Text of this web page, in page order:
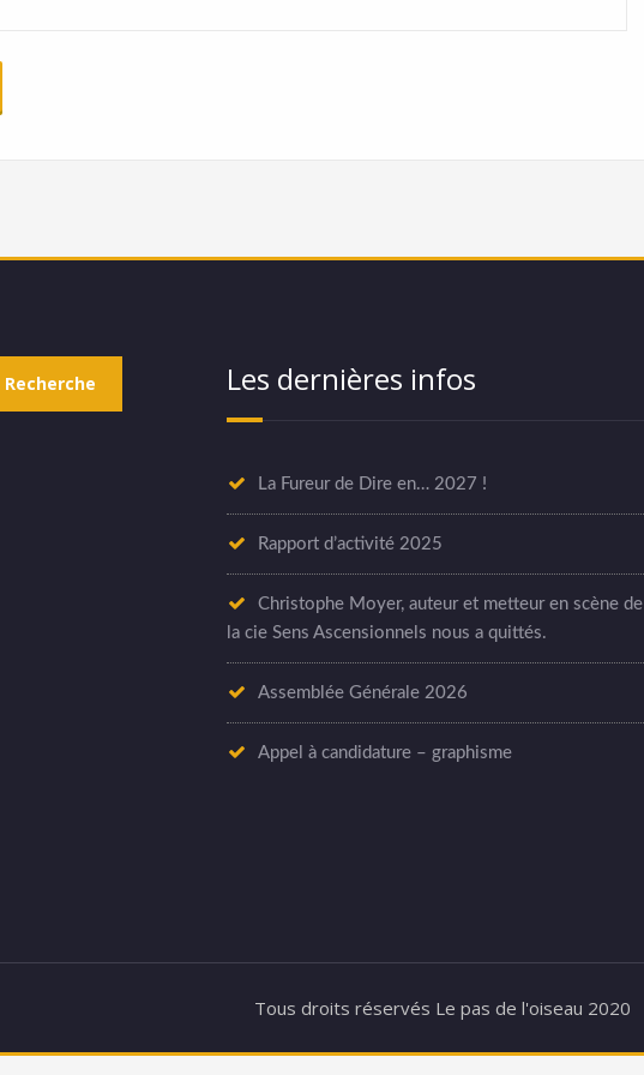
Les dernières infos
La Fureur de Dire en… 2027 !
Rapport d’activité 2025
Christophe Moyer, auteur et metteur en scène de
la cie Sens Ascensionnels nous a quittés.
Assemblée Générale 2026
Appel à candidature – graphisme
Tous droits réservés Le pas de l'oiseau 2020